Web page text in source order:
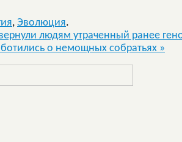
, Эволюция.
людям утраченный ранее
о немощных собратьях »